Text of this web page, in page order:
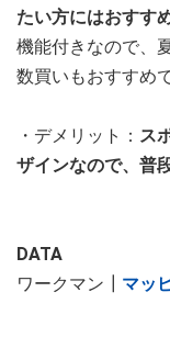
たい方にはおすす
機能付きなので、
数買いもおすすめで
・デメリット： ス
ザインなので、普
DATA
ワークマン┃ マッ